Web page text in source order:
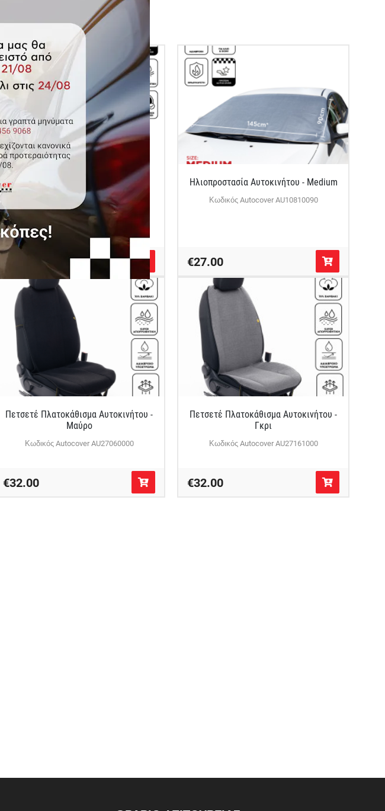
Global Κάλυμμα - Γκρι Πετσέτα
Κωδικός Autocover AU17161000
€42.00
Ηλιοπροστασία Αυτοκινήτου - Medium
Κωδικός Autocover AU10810090
€27.00
Πετσετέ Πλατοκάθισμα Αυτοκινήτου -
Μαύρο
Κωδικός Autocover AU27060000
€32.00
Πετσετέ Πλατοκάθισμα Αυτοκινήτου -
Γκρι
Κωδικός Autocover AU27161000
€32.00